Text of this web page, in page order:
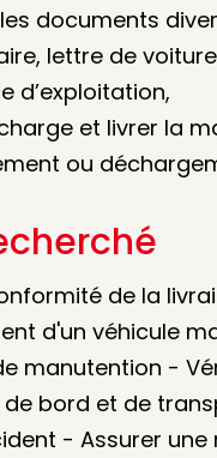
documents
lettre de
d’exploitation,
et livrer la
ou
de la
d'un véhicule
manutention -
bord et de
- Assurer